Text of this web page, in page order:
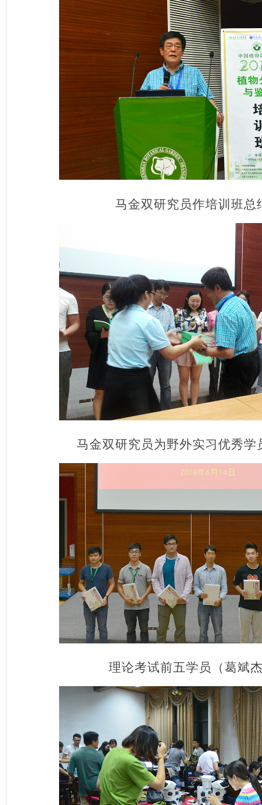
马金双研究员作培训班总
马金双研究员为野外实习优秀学
理论考试前五学员（葛斌